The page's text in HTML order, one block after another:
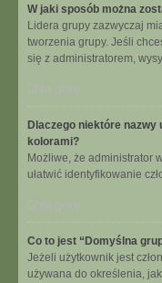
W jaki sposób można
Lidera grupy zazwyczaj
tworzenia grupy. Jeśli
się z administratorem,
Na górę
Dlaczego niektóre
kolorami?
Możliwe, że administrator
ułatwić identyfikowanie
Na górę
Co to jest “Domyślna
Jeżeli użytkownik jest
używana do określenia,